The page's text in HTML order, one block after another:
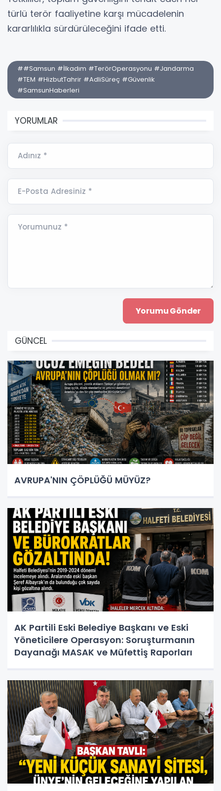
türlü terör faaliyetine karşı mücadelenin
kararlılıkla sürdürüleceğini ifade etti.
##Samsun #İlkadım #TerörOperasyonu #Jandarma
#TEM #HizbutTahrir #AdliSüreç #Güvenlik
#SamsunHaberleri
YORUMLAR
Adınız *
E-Posta Adresiniz *
Yorumunuz *
GÜNCEL
AVRUPA'NIN ÇÖPLÜĞÜ MÜYÜZ?
AK Partili Eski Belediye Başkanı ve Eski
Yöneticilere Operasyon: Soruşturmanın
Dayanağı MASAK ve Müfettiş Raporları